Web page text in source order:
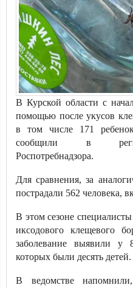
В Курской области с
помощью после укусов
в том числе 171
сообщили в
Роспотребнадзора.
Для сравнения, за
пострадали 562 человека,
В этом сезоне
иксодового клещевого
заболевание выявили у
которых были десять детей.
В ведомстве